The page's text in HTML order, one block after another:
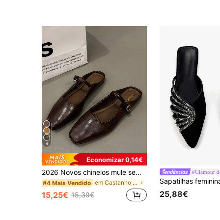
4
Economizar 0,14€
2026 Novos chinelos mule sem cadarço para mulher, sandálias rasas para primavera & verão, sapatos sem calcanhar com sola macia, não cansativos
#4 Mais Vendido em Castanho Outono Apartamentos Femininos
15,25€ 15,39€
#Glamour
25,88€